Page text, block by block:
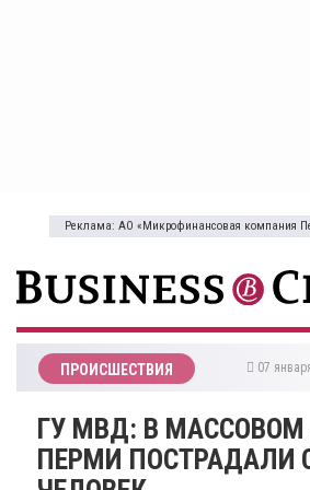
Реклама: АО «Микрофинансовая компания
ПРОИСШЕСТВИЯ 07
ГУ МВД: В
ПЕРМИ ПОСТРАДАЛИ